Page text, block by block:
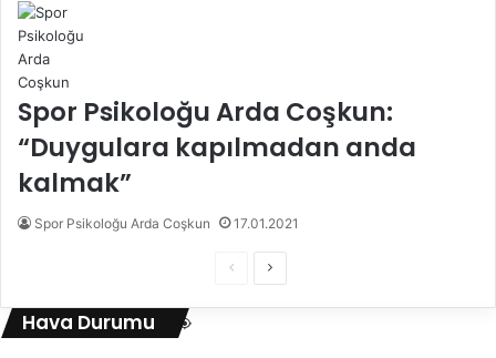
Spor Psikoloğu Arda Coşkun:
“Duygulara kapılmadan anda
kalmak”
Spor Psikoloğu Arda Coşkun 17.01.2021
Hava Durumu